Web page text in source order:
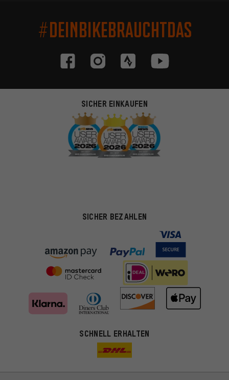
#DEINBIKEBRAUCHTDAS
SICHER EINKAUFEN
SICHER BEZAHLEN
SCHNELL ERHALTEN